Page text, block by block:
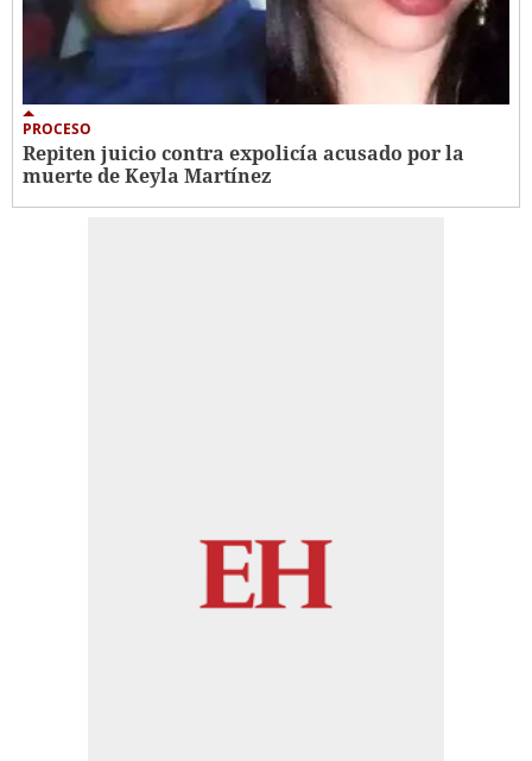
PROCESO
Repiten juicio contra expolicía acusado por la
muerte de Keyla Martínez